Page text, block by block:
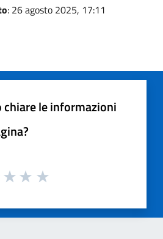
: 26 agosto 2025, 17:11
chiare le informazioni